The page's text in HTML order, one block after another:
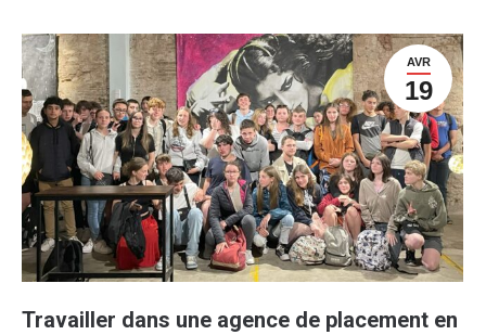
AVR
19
Travailler dans une agence de placement en